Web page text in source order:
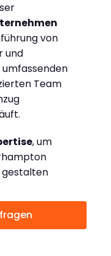
von
und
Team
, um
gestalten